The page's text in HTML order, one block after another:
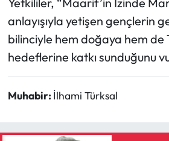
anlayışıyla yetişen gençlerin
bilinciyle hem doğaya hem de
hedeflerine katkı sunduğunu
Muhabir: İlhami Türksal
Yerel Haberler